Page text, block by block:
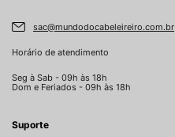
sac@mundodocabeleireiro.com.br
Horário de atendimento
Seg à Sab - 09h às 18h
Dom e Feriados - 09h às 18h
Suporte